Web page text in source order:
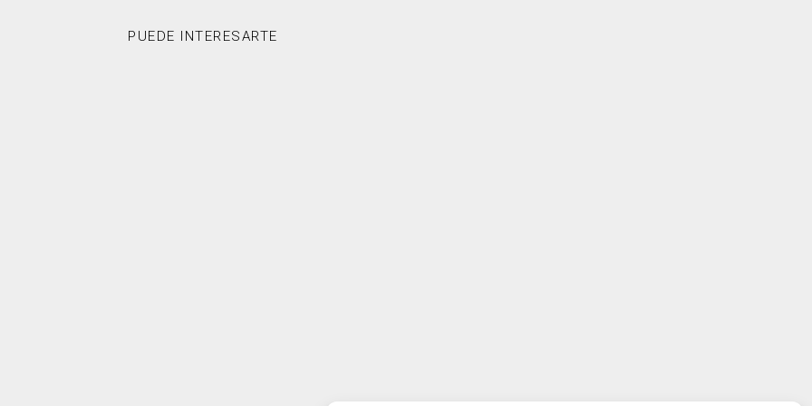
PUEDE INTERESARTE